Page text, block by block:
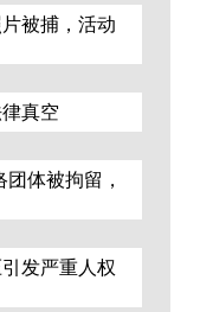
被捕，活动
真空
体被拘留，
发严重人权